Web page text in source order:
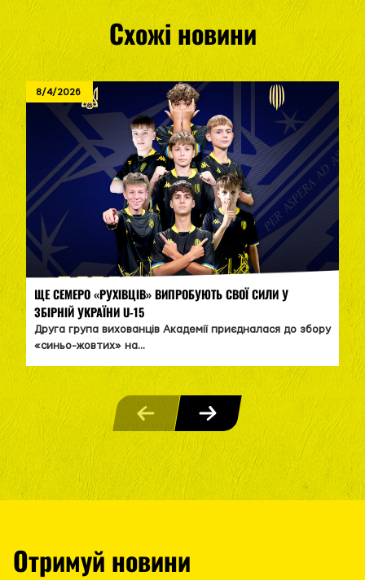
Схожі новини
8/4/2026
ЩЕ СЕМЕРО «РУХІВЦІВ» ВИПРОБУЮТЬ СВОЇ СИЛИ У
ЗБІРНІЙ УКРАЇНИ U-15
Друга група вихованців Академії приєдналася до збору
«синьо-жовтих» на...
Отримуй новини